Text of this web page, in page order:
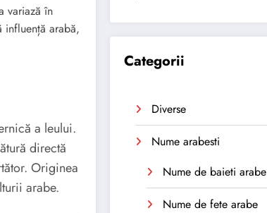
variază în
influență arabă,
a leului.
directă
Originea
arabe.
Categorii
Diverse
Nume arabesti
Nume de baieti arabe
Nume de fete arabe